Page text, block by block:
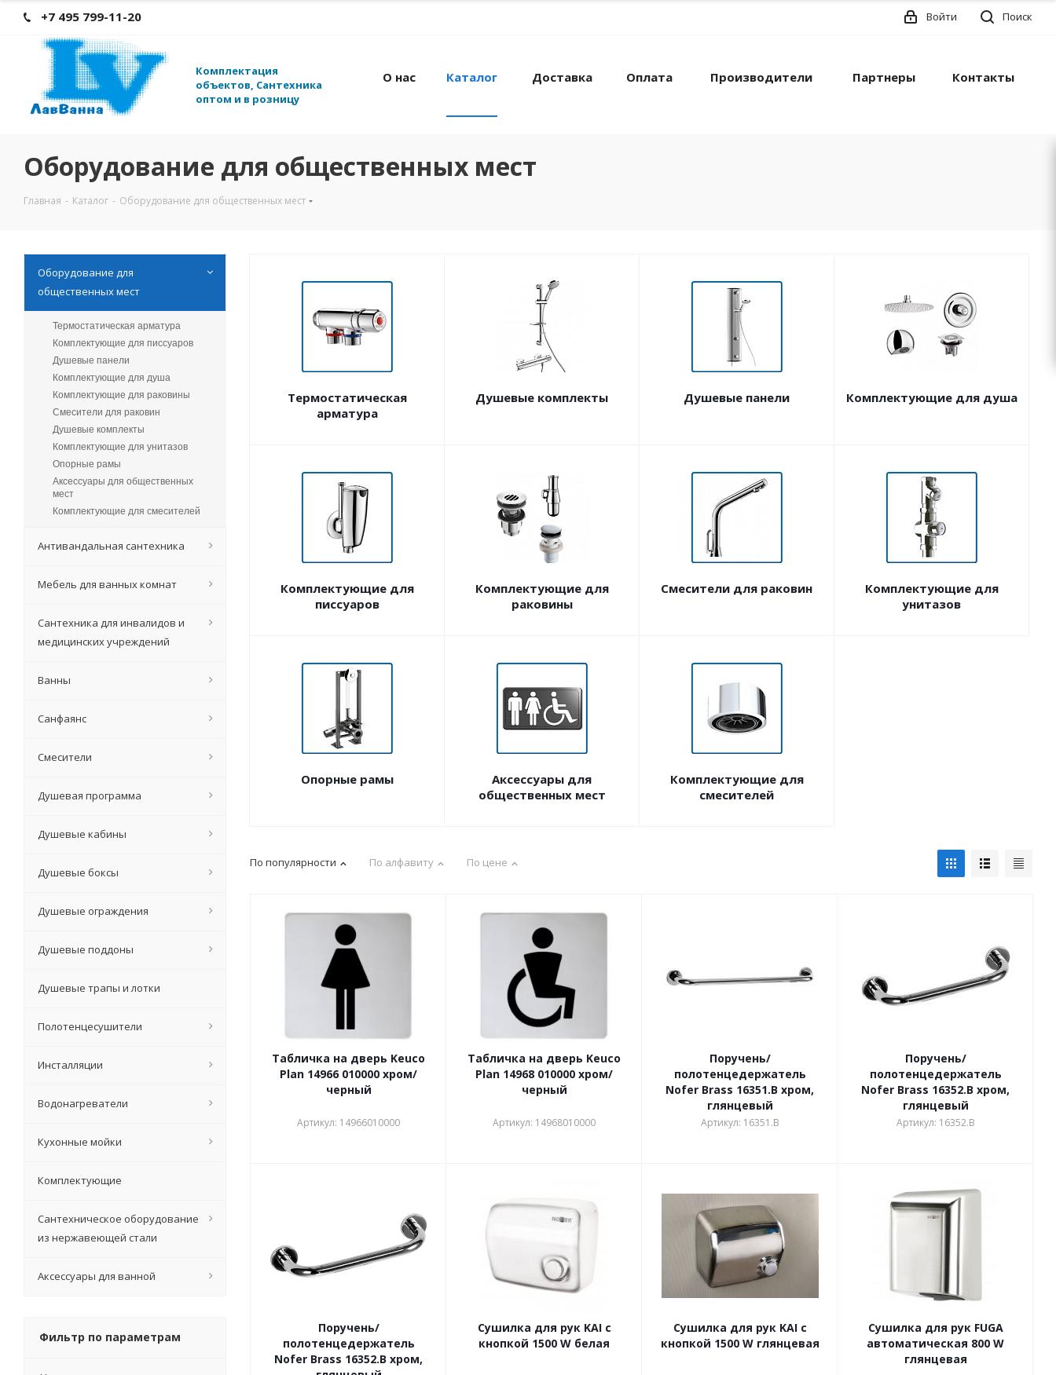
+7 495 799-11-20 Поиск
Войти
Комплектация
объектов, Сантехника
оптом и в розницу
О нас Каталог Доставка Оплата Производители Партнеры Контакты
Оборудование для общественных мест
Главная - Каталог - Оборудование для общественных мест
Термостатическая
арматура
Душевые комплекты Душевые панели Комплектующие для душа
Комплектующие для
писсуаров
Комплектующие для
раковины
Смесители для раковин
Комплектующие для
унитазов
Опорные рамы
Аксессуары для
общественных мест
Комплектующие для
смесителей
По популярности По алфавиту По цене
Табличка на дверь Keuco
Plan 14966 010000 хром/
черный
Артикул: 14966010000
Табличка на дверь Keuco
Plan 14968 010000 хром/
черный
Артикул: 14968010000
Поручень/
полотенцедержатель
Nofer Brass 16351.B хром,
глянцевый
Артикул: 16351.B
Поручень/
полотенцедержатель
Nofer Brass 16352.B хром,
глянцевый
Артикул: 16352.B
Поручень/
полотенцедержатель
Nofer Brass 16352.B хром,
Сушилка для рук KAI c
кнопкой 1500 W белая
Сушилка для рук KAI c
кнопкой 1500 W глянцевая
Сушилка для рук FUGA
автоматическая 800 W
глянцевая
Оборудование для
общественных мест
Термостатическая арматура
Комплектующие для писсуаров
Душевые панели
Комплектующие для душа
Комплектующие для раковины
Смесители для раковин
Душевые комплекты
Комплектующие для унитазов
Опорные рамы
Аксессуары для общественных
мест
Комплектующие для смесителей
Антивандальная сантехника
Мебель для ванных комнат
Сантехника для инвалидов и
медицинских учреждений
Ванны
Санфаянс
Смесители
Душевая программа
Душевые кабины
Душевые боксы
Душевые ограждения
Душевые поддоны
Душевые трапы и лотки
Полотенцесушители
Инсталляции
Водонагреватели
Кухонные мойки
Комплектующие
Сантехническое оборудование
из нержавеющей стали
Аксессуары для ванной
Фильтр по параметрам